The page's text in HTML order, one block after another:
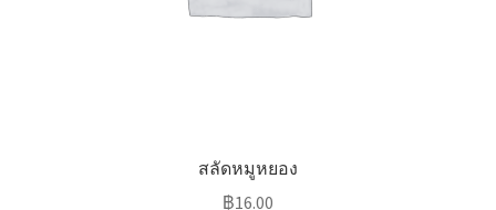
สลัดหมูหยอง
฿16.00